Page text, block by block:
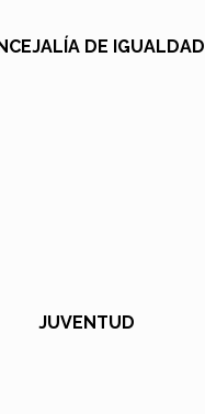
DE IGUALDAD
JUVENTUD